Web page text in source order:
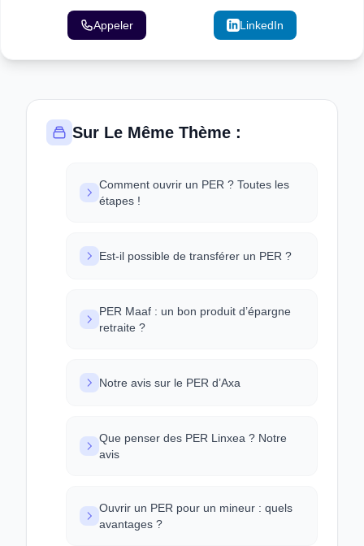
Appeler LinkedIn
Sur Le Même Thème :
Comment ouvrir un PER ? Toutes les
étapes !
Est-il possible de transférer un PER ?
PER Maaf : un bon produit d’épargne
retraite ?
Notre avis sur le PER d’Axa
Que penser des PER Linxea ? Notre
avis
Ouvrir un PER pour un mineur : quels
avantages ?